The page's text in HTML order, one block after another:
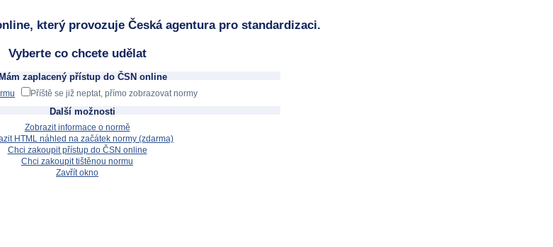
který provozuje Česká agentura pro standardizaci.
Vyberte co chcete udělat
Mám zaplacený přístup do ČSN online
Příště se již neptat, přímo zobrazovat normy
Další možnosti
Zobrazit informace o normě
HTML náhled na začátek normy (zdarma)
Chci zakoupit přístup do ČSN online
Chci zakoupit tištěnou normu
Zavřít okno